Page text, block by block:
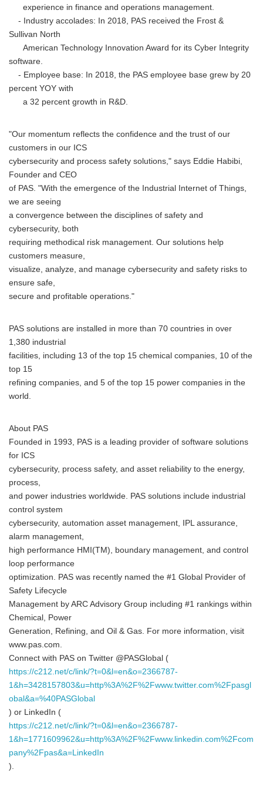
experience in finance and operations management.
- Industry accolades: In 2018, PAS received the Frost &
Sullivan North
American Technology Innovation Award for its Cyber Integrity
software.
- Employee base: In 2018, the PAS employee base grew by 20
percent YOY with
a 32 percent growth in R&D.
"Our momentum reflects the confidence and the trust of our
customers in our ICS
cybersecurity and process safety solutions," says Eddie Habibi,
Founder and CEO
of PAS. "With the emergence of the Industrial Internet of Things,
we are seeing
a convergence between the disciplines of safety and
cybersecurity, both
requiring methodical risk management. Our solutions help
customers measure,
visualize, analyze, and manage cybersecurity and safety risks to
ensure safe,
secure and profitable operations."
PAS solutions are installed in more than 70 countries in over
1,380 industrial
facilities, including 13 of the top 15 chemical companies, 10 of the
top 15
refining companies, and 5 of the top 15 power companies in the
world.
About PAS
Founded in 1993, PAS is a leading provider of software solutions
for ICS
cybersecurity, process safety, and asset reliability to the energy,
process,
and power industries worldwide. PAS solutions include industrial
control system
cybersecurity, automation asset management, IPL assurance,
alarm management,
high performance HMI(TM), boundary management, and control
loop performance
optimization. PAS was recently named the #1 Global Provider of
Safety Lifecycle
Management by ARC Advisory Group including #1 rankings within
Chemical, Power
Generation, Refining, and Oil & Gas. For more information, visit
www.pas.com.
Connect with PAS on Twitter @PASGlobal (
https://c212.net/c/link/?t=0&l=en&o=2366787-
1&h=3428157803&u=http%3A%2F%2Fwww.twitter.com%2Fpasgl
obal&a=%40PASGlobal
) or LinkedIn (
https://c212.net/c/link/?t=0&l=en&o=2366787-
1&h=1771609962&u=http%3A%2F%2Fwww.linkedin.com%2Fcom
pany%2Fpas&a=LinkedIn
).